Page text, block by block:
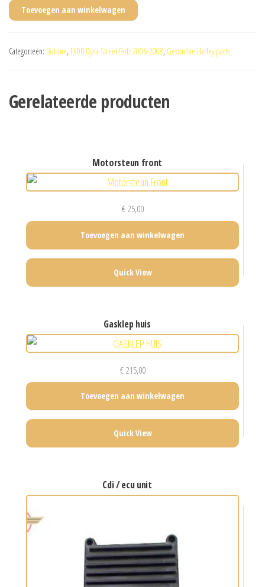
Toevoegen aan winkelwagen
Categorieën: Bobine, FXDB Dyna Street Bob 2006-2008, Gebruikte Harley parts
Gerelateerde producten
motorsteun front
€25,00
Toevoegen aan winkelwagen
Quick View
gasklep huis
€215,00
Toevoegen aan winkelwagen
Quick View
cdi / ecu unit